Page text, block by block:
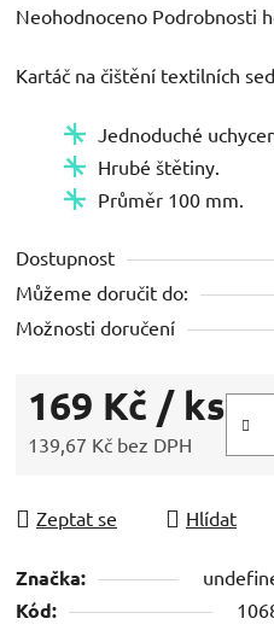
Průměrné
produktu
Neohodnoceno Podrobnosti
Kartáč na čištění textilních
Jednoduché
Hrubé štětiny.
Průměr 100 mm.
Dostupnost
Můžeme doručit do:
Možnosti doručení
169 Kč / ks
139,67 Kč bez DPH
Zeptat se Hlídat
Značka:
Kód: